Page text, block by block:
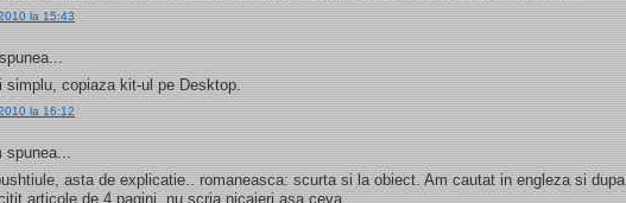
la 15:43
spunea...
simplu, copiaza kit-ul pe Desktop.
la 16:12
spunea...
asta de explicatie.. romaneasca: scurta si la obiect. Am cautat in engleza si dupa
articole de 4 pagini, nu scria nicaieri asa ceva.